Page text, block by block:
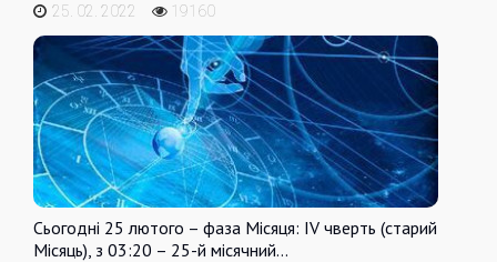
25. 02. 2022
19160
Сьогодні 25 лютого – фаза Місяця: IV чверть (старий
Місяць), з 03:20 – 25-й місячний…